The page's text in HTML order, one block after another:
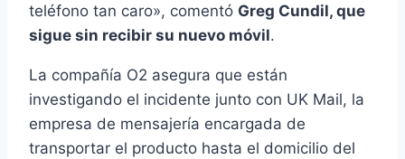
teléfono tan caro», comentó Greg Cundil, que
sigue sin recibir su nuevo móvil.
La compañía O2 asegura que están
investigando el incidente junto con UK Mail, la
empresa de mensajería encargada de
transportar el producto hasta el domicilio del